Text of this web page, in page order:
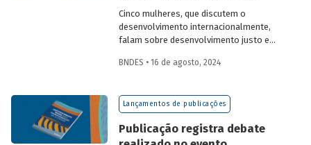
Cinco mulheres, que discutem o
desenvolvimento internacionalmente,
falam sobre desenvolvimento justo e
contemporâneos.
BNDES • 16 de agosto, 2024
Lançamentos de publicações
Publicação registra debate